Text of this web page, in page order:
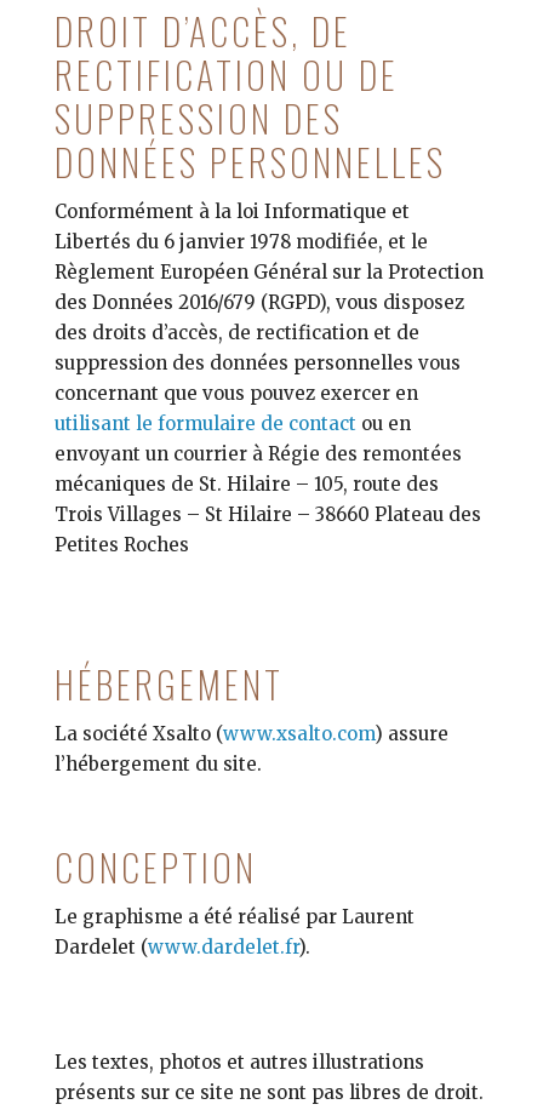
DROIT D’ACCÈS, DE
RECTIFICATION OU DE
SUPPRESSION DES
DONNÉES PERSONNELLES
Conformément à la loi Informatique et
Libertés du 6 janvier 1978 modifiée, et le
Règlement Européen Général sur la Protection
des Données 2016/679 (RGPD), vous disposez
des droits d’accès, de rectification et de
suppression des données personnelles vous
concernant que vous pouvez exercer en
utilisant le formulaire de contact ou en
envoyant un courrier à Régie des remontées
mécaniques de St. Hilaire – 105, route des
Trois Villages – St Hilaire – 38660 Plateau des
Petites Roches
HÉBERGEMENT
La société Xsalto (www.xsalto.com) assure
l’hébergement du site.
CONCEPTION
Le graphisme a été réalisé par Laurent
Dardelet (www.dardelet.fr).
Les textes, photos et autres illustrations
présents sur ce site ne sont pas libres de droit.